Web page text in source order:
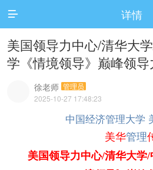
 详情
美国领导力中心/清华大
学《情境领导》巅峰领导
徐老师 管理员
2025-10-27 17:48:23
中国经济管理大学
美华管理
美国领导力中心/清华大学